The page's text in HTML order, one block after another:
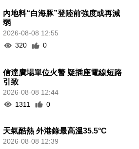
內地料“白海豚”登陸前強度或再減
弱
2026-08-08 12:55
320
0
信達廣場單位火警 疑插座電線短路
引致
2026-08-08 12:44
1311
0
天氣酷熱 外港錄最高溫35.5°C
2026-08-08 12:39